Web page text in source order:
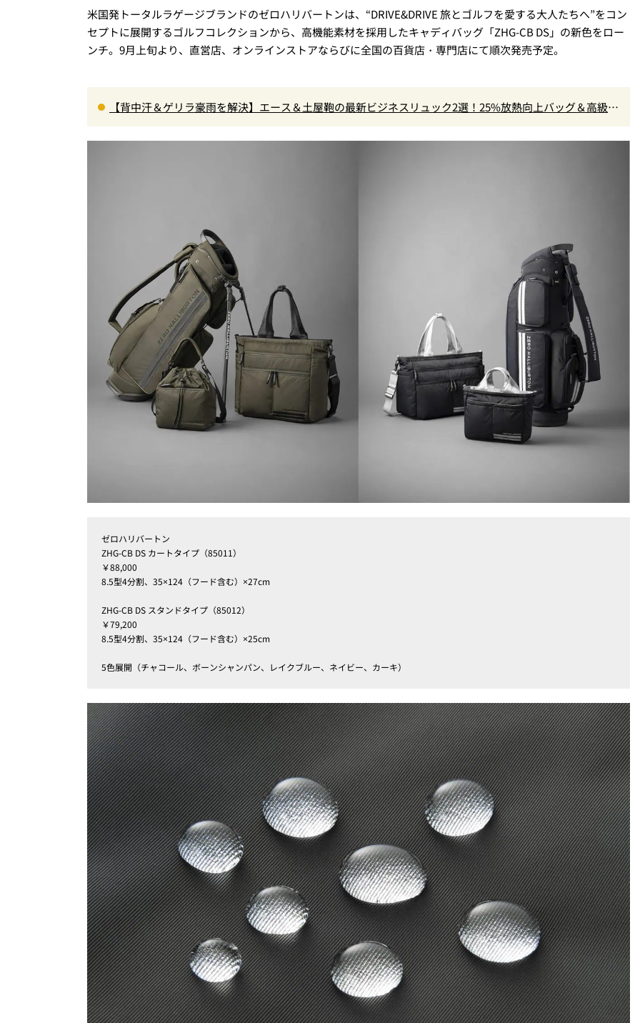
米国発トータルラゲージブランドのゼロハリバートンは、“DRIVE&DRIVE 旅とゴルフを愛する大人たちへ”をコン
セプトに展開するゴルフコレクションから、高機能素材を採用したキャディバッグ「ZHG-CB DS」の新色をロー
ンチ。9月上旬より、直営店、オンラインストアならびに全国の百貨店・専門店にて順次発売予定。
【背中汗＆ゲリラ豪雨を解決】エース＆土屋鞄の最新ビジネスリュック2選！25%放熱向上バッグ＆高級防
ゼロハリバートン
ZHG-CB DS カートタイプ（85011）
￥88,000
8.5型4分割、35×124（フード含む）×27cm
ZHG-CB DS スタンドタイプ（85012）
￥79,200
8.5型4分割、35×124（フード含む）×25cm
5色展開（チャコール、ボーンシャンパン、レイクブルー、ネイビー、カーキ）